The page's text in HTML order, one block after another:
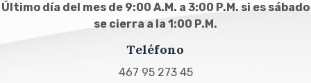
Último día del mes de 9:00 A.M. a 3:00 P.M. si es sábado
se cierra a la 1:00 P.M.
Teléfono
467 95 273 45